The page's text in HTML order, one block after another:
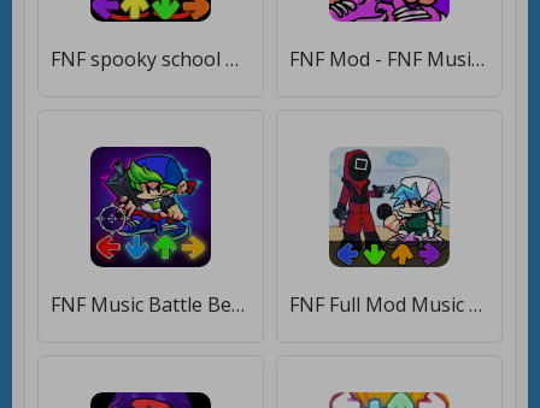
FNF spooky school music battle [Мод меню] FNF Mod - FNF Music Battle [Мод меню]
FNF Music Battle Beat Fire [Мод меню] FNF Full Mod Music Battle [Мод меню]